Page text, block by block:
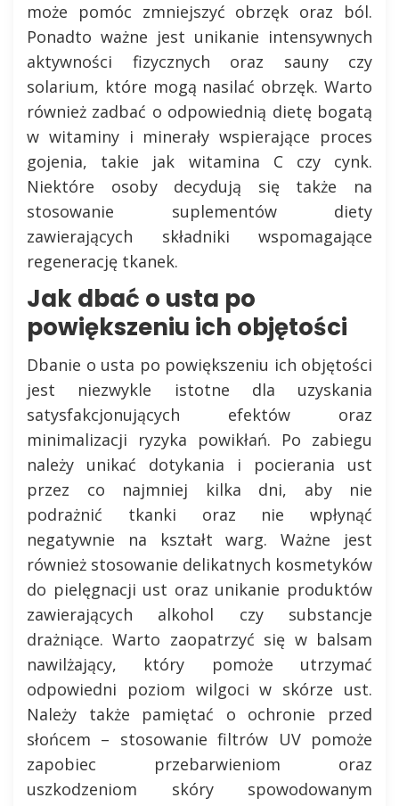
może pomóc zmniejszyć obrzęk oraz ból.
Ponadto ważne jest unikanie intensywnych
aktywności fizycznych oraz sauny czy
solarium, które mogą nasilać obrzęk. Warto
również zadbać o odpowiednią dietę bogatą
w witaminy i minerały wspierające proces
gojenia, takie jak witamina C czy cynk.
Niektóre osoby decydują się także na
stosowanie suplementów diety
zawierających składniki wspomagające
regenerację tkanek.
Jak dbać o usta po
powiększeniu ich objętości
Dbanie o usta po powiększeniu ich objętości
jest niezwykle istotne dla uzyskania
satysfakcjonujących efektów oraz
minimalizacji ryzyka powikłań. Po zabiegu
należy unikać dotykania i pocierania ust
przez co najmniej kilka dni, aby nie
podrażnić tkanki oraz nie wpłynąć
negatywnie na kształt warg. Ważne jest
również stosowanie delikatnych kosmetyków
do pielęgnacji ust oraz unikanie produktów
zawierających alkohol czy substancje
drażniące. Warto zaopatrzyć się w balsam
nawilżający, który pomoże utrzymać
odpowiedni poziom wilgoci w skórze ust.
Należy także pamiętać o ochronie przed
słońcem – stosowanie filtrów UV pomoże
zapobiec przebarwieniom oraz
uszkodzeniom skóry spowodowanym